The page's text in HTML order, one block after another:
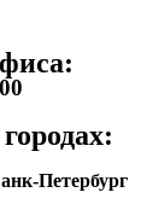
Петербург